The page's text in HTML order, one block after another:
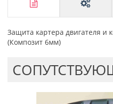
Защита картера двигателя и
(Композит 6мм)